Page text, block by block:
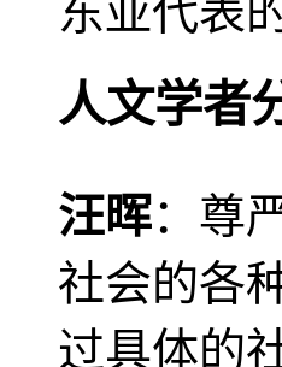
东亚代表
人文学者
汪晖：尊
社会的各
过具体的